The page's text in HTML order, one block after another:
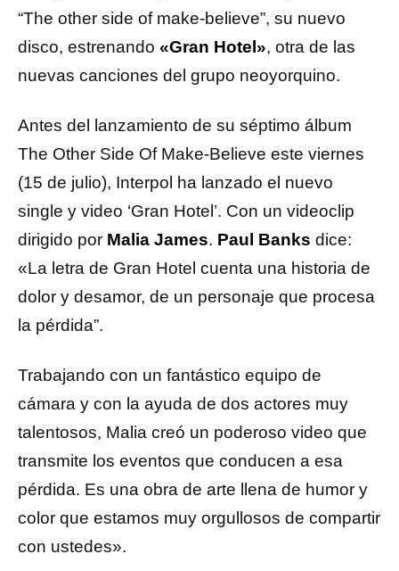
“The other side of make-believe”, su nuevo
disco, estrenando «Gran Hotel», otra de las
nuevas canciones del grupo neoyorquino.
Antes del lanzamiento de su séptimo álbum
The Other Side Of Make-Believe este viernes
(15 de julio), Interpol ha lanzado el nuevo
single y video ‘Gran Hotel’. Con un videoclip
dirigido por Malia James. Paul Banks dice:
«La letra de Gran Hotel cuenta una historia de
dolor y desamor, de un personaje que procesa
la pérdida”.
Trabajando con un fantástico equipo de
cámara y con la ayuda de dos actores muy
talentosos, Malia creó un poderoso video que
transmite los eventos que conducen a esa
pérdida. Es una obra de arte llena de humor y
color que estamos muy orgullosos de compartir
con ustedes».